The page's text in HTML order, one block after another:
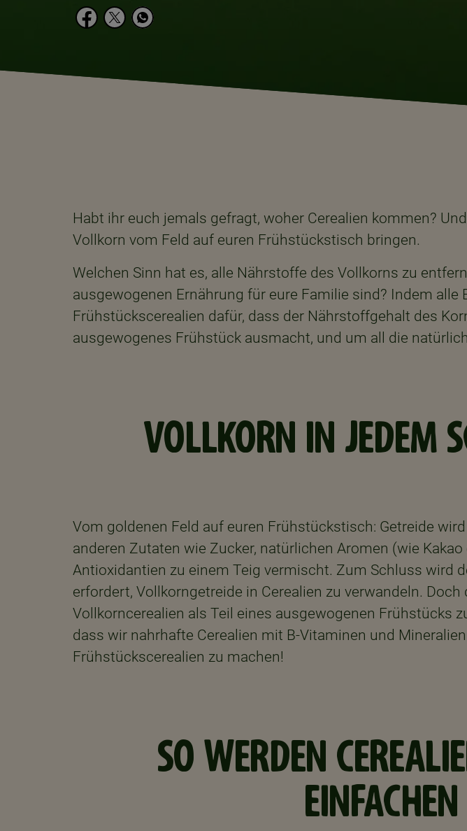
Habt ihr euch jemals gefragt, woher Cerealien kommen?
Vollkorn vom Feld auf euren Frühstückstisch bringen.
Welchen Sinn hat es, alle Nährstoffe des Vollkorns zu
ausgewogenen Ernährung für eure Familie sind? Indem
Frühstückscerealien dafür, dass der Nährstoffgehalt des
ausgewogenes Frühstück ausmacht, und um all die
VOLLKORN IN JEDEM
Vom goldenen Feld auf euren Frühstückstisch: Getreide
anderen Zutaten wie Zucker, natürlichen Aromen (wie
Antioxidantien zu einem Teig vermischt. Zum Schluss wird
erfordert, Vollkorngetreide in Cerealien zu verwandeln.
Vollkorncerealien als Teil eines ausgewogenen Frühstücks
dass wir nahrhafte Cerealien mit B-Vitaminen und
Frühstückscerealien zu machen!
SO WERDEN